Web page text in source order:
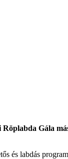
Gála
és labdás